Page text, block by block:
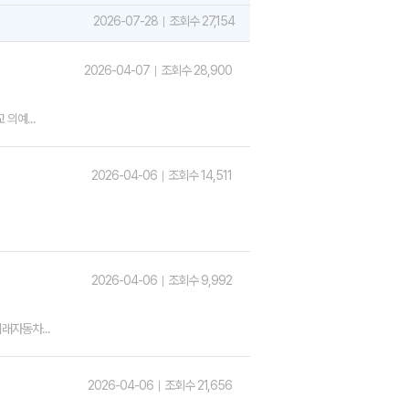
2026-07-28 조회수 27,154
의예...
2026-04-07 조회수 28,900
2026-04-06 조회수 14,511
자동차...
2026-04-06 조회수 9,992
2026-04-06 조회수 21,656